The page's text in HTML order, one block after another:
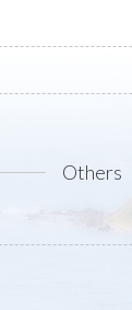
Others